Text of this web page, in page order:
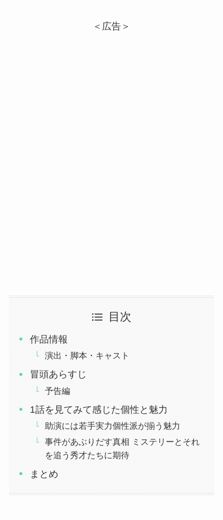
＜広告＞
目次
作品情報
演出・脚本・キャスト
冒頭あらすじ
予告編
1話を見てみて感じた個性と魅力
助演には若手実力個性派が揃う魅力
事件があぶりだす真相 ミステリーとそれ
を追う秀才たちに期待
まとめ